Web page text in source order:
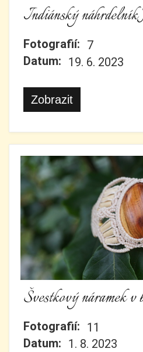
Indiánský náhrdelník
Fotografií: 7
Datum: 19. 6. 2023
Zobrazit
Švestkový náramek v
Fotografií: 11
Datum: 1. 8. 2023